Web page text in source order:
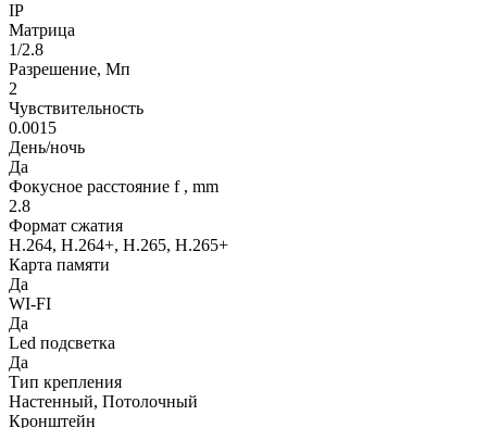
IP
Матрица
1/2.8
Разрешение, Мп
2
Чувствительность
0.0015
День/ночь
Да
Фокусное расстояние f , mm
2.8
Формат сжатия
H.264, H.264+, H.265, H.265+
Карта памяти
Да
WI-FI
Да
Led подсветка
Да
Тип крепления
Настенный, Потолочный
Кронштейн